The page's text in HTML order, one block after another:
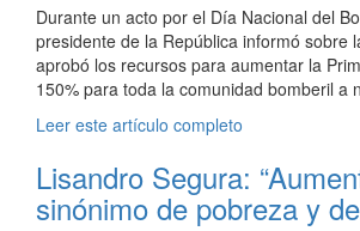
Durante un acto por el Día Nacional del
presidente de la República informó sobre
aprobó los recursos para aumentar la
150% para toda la comunidad bomberil a
Leer este artículo completo
Lisandro Segura:
sinónimo de pobreza y